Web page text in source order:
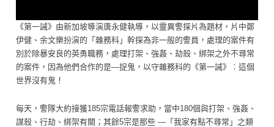
《第一誡》由新加坡導演唐永健執導，以靈異警探片為題材，片中鄭
伊健、余文樂扮演的「雜務科」幹探為非一般的警員，處理的案件有
別於除暴安良的英勇職務，處理打架、強姦、劫殺、綁架之外不尋常
的案件，因為他們合作的是—捉鬼，以守雜務科的《第一誡》︰這個
世界沒有鬼！
每天，警隊大約接獲185宗電話報警求助，當中180個與打架、強姦、
謀殺、行劫、綁架有關；其餘5宗是那些 —「我家有點不尋常」之類